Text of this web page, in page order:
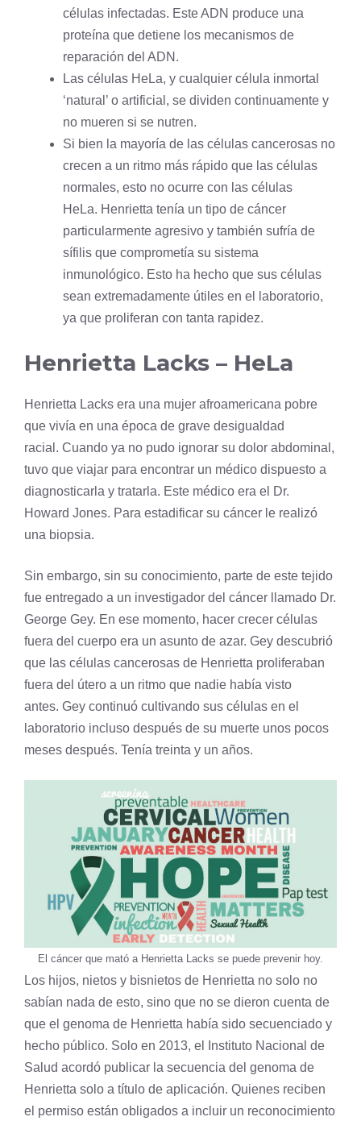
células infectadas. Este ADN produce una
proteína que detiene los mecanismos de
reparación del ADN.
Las células HeLa, y cualquier célula inmortal
‘natural’ o artificial, se dividen continuamente y
no mueren si se nutren.
Si bien la mayoría de las células cancerosas no
crecen a un ritmo más rápido que las células
normales, esto no ocurre con las células
HeLa. Henrietta tenía un tipo de cáncer
particularmente agresivo y también sufría de
sífilis que comprometía su sistema
inmunológico. Esto ha hecho que sus células
sean extremadamente útiles en el laboratorio,
ya que proliferan con tanta rapidez.
Henrietta Lacks – HeLa
Henrietta Lacks era una mujer afroamericana pobre
que vivía en una época de grave desigualdad
racial. Cuando ya no pudo ignorar su dolor abdominal,
tuvo que viajar para encontrar un médico dispuesto a
diagnosticarla y tratarla. Este médico era el Dr.
Howard Jones. Para estadificar su cáncer le realizó
una biopsia.
Sin embargo, sin su conocimiento, parte de este tejido
fue entregado a un investigador del cáncer llamado Dr.
George Gey. En ese momento, hacer crecer células
fuera del cuerpo era un asunto de azar. Gey descubrió
que las células cancerosas de Henrietta proliferaban
fuera del útero a un ritmo que nadie había visto
antes. Gey continuó cultivando sus células en el
laboratorio incluso después de su muerte unos pocos
meses después. Tenía treinta y un años.
El cáncer que mató a Henrietta Lacks se puede prevenir hoy.
Los hijos, nietos y bisnietos de Henrietta no solo no
sabían nada de esto, sino que no se dieron cuenta de
que el genoma de Henrietta había sido secuenciado y
hecho público. Solo en 2013, el Instituto Nacional de
Salud acordó publicar la secuencia del genoma de
Henrietta solo a título de aplicación. Quienes reciben
el permiso están obligados a incluir un reconocimiento